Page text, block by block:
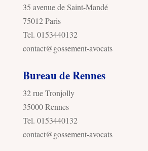
35 avenue de Saint-Mandé
75012 Paris
Tel. 0153440132
contact@gossement-avocats
Bureau de Rennes
32 rue Tronjolly
35000 Rennes
Tel. 0153440132
contact@gossement-avocats